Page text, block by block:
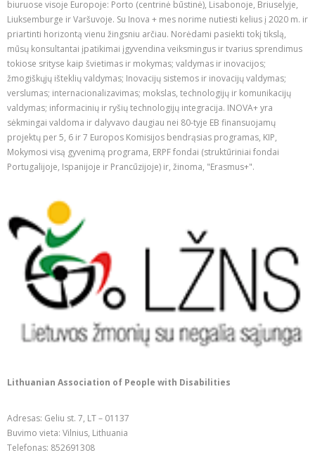
biuruose visoje Europoje: Porto (centrinė būstinė), Lisabonoje, Briuselyje,
Liuksemburge ir Varšuvoje. Su Inova + mes norime nutiesti kelius į 2020 m. ir
priartinti horizontą vienu žingsniu arčiau. Norėdami pasiekti tokį tikslą,
mūsų konsultantai įpatikimai įgyvendina veiksmingus ir tvarius sprendimus
tokiose srityse kaip švietimas ir mokymas; valdymas ir inovacijos;
žmogiškųjų išteklių valdymas; Inovacijų sistemos ir inovacijų valdymas;
verslumas; internacionalizavimas; mokslas, technologijų ir komunikacijų
valdymas; informacinių ir ryšių technologijų integracija. INOVA+ yra
sėkmingai valdoma ir dalyvavo daugiau nei 80-tyje EB finansuojamų
projektų per 5, 6 ir 7 Europos Komisijos bendrąsias programas, KIP,
Mokymosi visą gyvenimą programa, ERPF fondai (struktūriniai fondai
Portugalijoje, Ispanijoje ir Prancūzijoje) ir, žinoma, "Erasmus+".
Lithuanian Association of People with Disabilities
Adresas: Geliu st. 7, LT – 01137
Buvimo vieta: Vilnius, Lithuania
Telefonas: 852691308